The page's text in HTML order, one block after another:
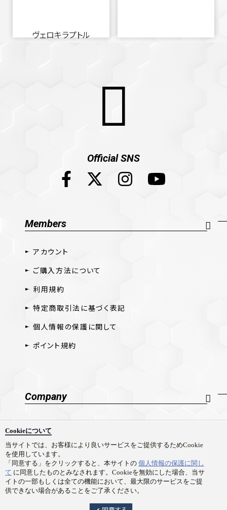
Cookieについて
当サイトでは、お客様により良いサービスをご提供するためCookie
を使用しています。
「同意する」をクリックすると、本サイトの 個人情報の保護に関し
て に同意したものとみなされます。Cookieを無効にした場合、当サ
イトの一部もしくは全ての機能において、最大限のサービスをご提
供できない場合があることをご了承ください。
ヴェロキラプトル
Official SNS
Members
アカウント
ご購入方法について
利用規約
特定商取引法に基づく表記
個人情報の保護に関して
ポイント規約
Company
会社概要
採用情報
お問い合わせ
Copyright © Prime 1 Studio Co.,Ltd. All rights reserved.